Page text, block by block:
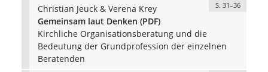
Christian Jeuck & Verena Krey
S. 31–36
Gemeinsam laut Denken (PDF)
Kirchliche Organisationsberatung und die
Bedeutung der Grundprofession der einzelnen
Beratenden